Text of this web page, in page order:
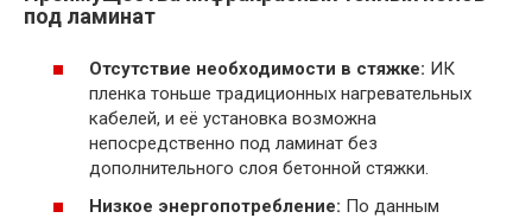
под ламинат
Отсутствие необходимости в стяжке: ИК
пленка тоньше традиционных нагревательных
кабелей, и её установка возможна
непосредственно под ламинат без
дополнительного слоя бетонной стяжки.
Низкое энергопотребление: По данным